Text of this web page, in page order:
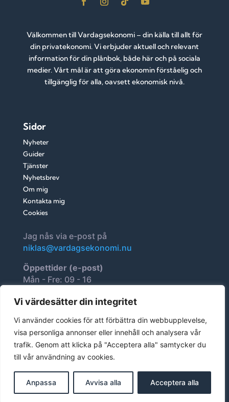
Vi värdesätter din integritet
Vi använder cookies för att förbättra din webbupplevelse,
visa personliga annonser eller innehåll och analysera vår
trafik. Genom att klicka på "Acceptera alla" samtycker du
till vår användning av cookies.
Anpassa Avvisa alla Acceptera alla
Välkommen till Vardagsekonomi – din källa till allt för
din privatekonomi. Vi erbjuder aktuell och relevant
information för din plånbok, både här och på sociala
medier. Vårt mål är att göra ekonomin förståelig och
tillgänglig för alla, oavsett ekonomisk nivå.
Sidor
Nyheter
Guider
Tjänster
Nyhetsbrev
Om mig
Kontakta mig
Cookies
Jag nås via e-post på
niklas@vardagsekonomi.nu
Öppettider (e-post)
Mån - Fre: 09 - 16
Fellus AB, 5594288564
Stora Torggatan 22
274 34 Skurup
Sverige
Copyright © 2024 vardagsekonomi.nu All Rights
Reserved. DesignAO marketing